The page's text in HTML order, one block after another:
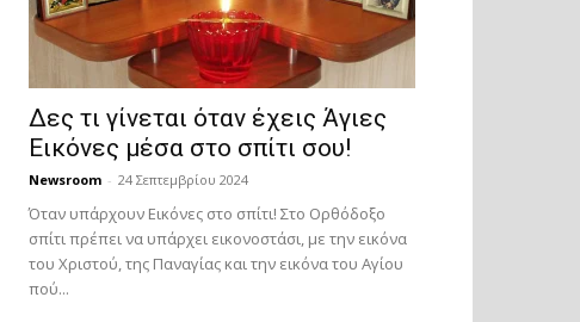
Δες τι γίνεται όταν έχεις Άγιες
Εικόνες μέσα στο σπίτι σου!
Newsroom - 24 Σεπτεμβρίου 2024
Όταν υπάρχουν Εικόνες στο σπίτι! Στο Ορθόδοξο
σπίτι πρέπει να υπάρχει εικονοστάσι, με την εικόνα
του Χριστού, της Παν­αγίας και την εικόνα του Αγίου
πού...